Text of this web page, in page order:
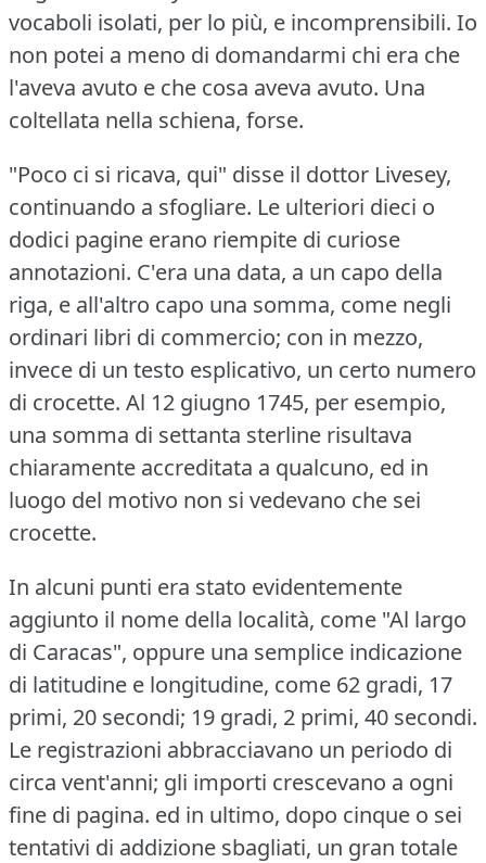
vocaboli isolati, per lo più, e incomprensibili. Io
non potei a meno di domandarmi chi era che
l'aveva avuto e che cosa aveva avuto. Una
coltellata nella schiena, forse.
"Poco ci si ricava, qui" disse il dottor Livesey,
continuando a sfogliare. Le ulteriori dieci o
dodici pagine erano riempite di curiose
annotazioni. C'era una data, a un capo della
riga, e all'altro capo una somma, come negli
ordinari libri di commercio; con in mezzo,
invece di un testo esplicativo, un certo numero
di crocette. Al 12 giugno 1745, per esempio,
una somma di settanta sterline risultava
chiaramente accreditata a qualcuno, ed in
luogo del motivo non si vedevano che sei
crocette.
In alcuni punti era stato evidentemente
aggiunto il nome della località, come "Al largo
di Caracas", oppure una semplice indicazione
di latitudine e longitudine, come 62 gradi, 17
primi, 20 secondi; 19 gradi, 2 primi, 40 secondi.
Le registrazioni abbracciavano un periodo di
circa vent'anni; gli importi crescevano a ogni
fine di pagina. ed in ultimo, dopo cinque o sei
tentativi di addizione sbagliati, un gran totale